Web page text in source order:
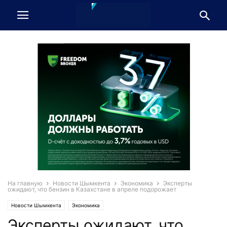
На главную Новости Шымкента Экономика
Эксперты
ожидают, что бензин в Казахстане в апреле подорожает
Новости Шымкента Экономика